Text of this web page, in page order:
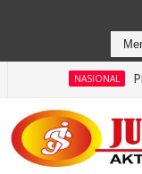
Progres